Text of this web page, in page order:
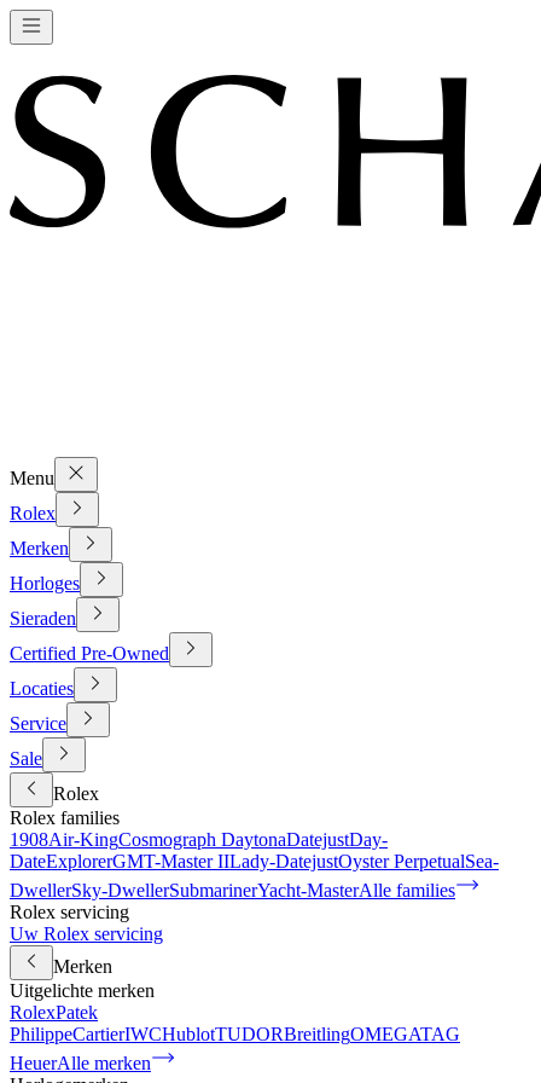
Menu
Rolex
Merken
Horloges
Sieraden
Certified Pre-Owned
Locaties
Service
Sale
Rolex
Rolex families
1908Air-KingCosmograph DaytonaDatejustDay-
DateExplorerGMT-Master IILady-DatejustOyster PerpetualSea-
DwellerSky-DwellerSubmarinerYacht-MasterAlle families
Rolex servicing
Uw Rolex servicing
Merken
Uitgelichte merken
RolexPatek
PhilippeCartierIWCHublotTUDORBreitlingOMEGATAG
HeuerAlle merken